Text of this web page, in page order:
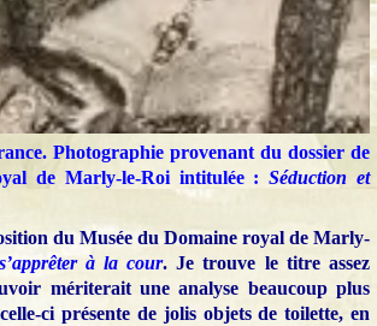
Photographie provenant du dossier de
de Marly-le-Roi intitulée :Séduction et
du Musée du Domaine royal de Marly-
à la cour. Je trouve le titre assez
mériterait une analyse beaucoup plus
ci présente de jolis objets de toilette, en